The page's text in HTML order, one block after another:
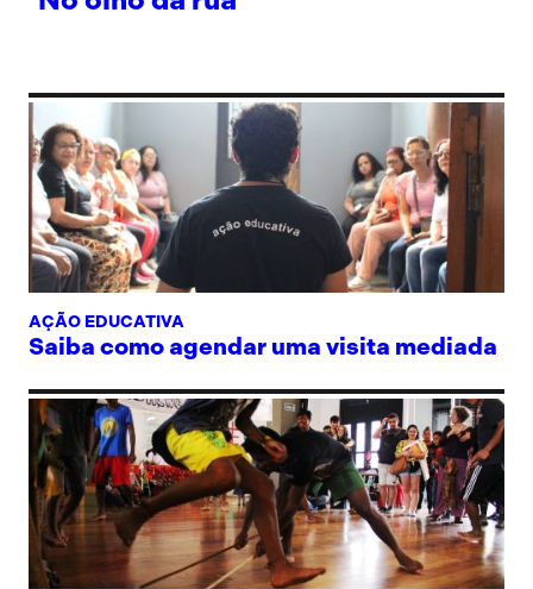
AÇÃO EDUCATIVA
Saiba como agendar uma visita mediada